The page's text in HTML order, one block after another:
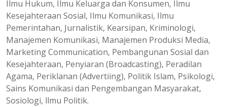
Ilmu Hukum, Ilmu Keluarga dan Konsumen, Ilmu
Kesejahteraan Sosial, Ilmu Komunikasi, Ilmu
Pemerintahan, Jurnalistik, Kearsipan, Kriminologi,
Manajemen Komunikasi, Manajemen Produksi Media,
Marketing Communication, Pembangunan Sosial dan
Kesejahteraan, Penyiaran (Broadcasting), Peradilan
Agama, Periklanan (Advertiing), Politik Islam, Psikologi,
Sains Komunikasi dan Pengembangan Masyarakat,
Sosiologi, llmu Politik.